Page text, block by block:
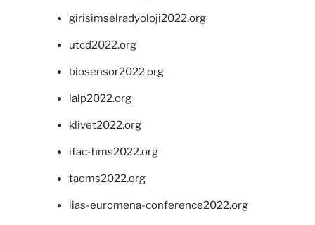
girisimselradyoloji2022.org
utcd2022.org
biosensor2022.org
ialp2022.org
klivet2022.org
ifac-hms2022.org
taoms2022.org
iias-euromena-conference2022.org